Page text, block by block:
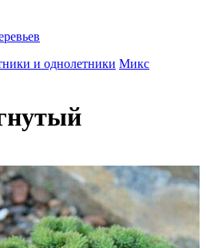
и однолетники Микс